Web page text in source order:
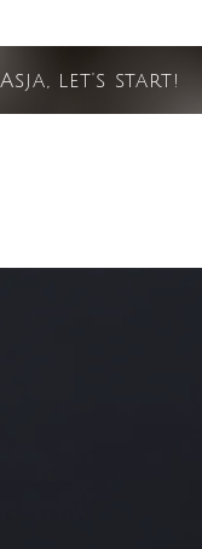
Asja, let's start!